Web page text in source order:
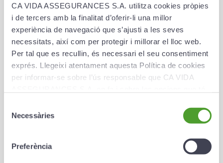
CA VIDA ASSEGURANCES S.A. utilitza cookies pròpies
i de tercers amb la finalitat d’oferir-li una millor
experiència de navegació que s’ajusti a les seves
necessitats, així com per protegir i millorar el lloc web.
Per tal que es recullin, és necessari el seu consentiment
exprés. Llegeixi atentament aquesta Política de cookies
per informar-se sobre l’ús responsable que CA VIDA
Necessàries
Preferència
médicaux faisant partie de l'annuaire médical.
Cette carte permet à l'assuré de ne pas avoir à
avancer de fonds.
Pour les traitements, les tests diagnostiques, les
interventions et les hospitalisations, une
autorisation préalable doit être demandée en
Plus d’informations sur l’annuaire médical et sur les